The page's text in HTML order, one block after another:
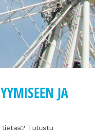
JA
tietää? Tutustu